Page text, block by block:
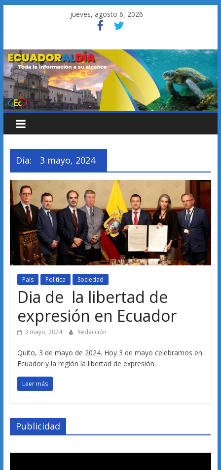
jueves, agosto 6, 2026
Día: 3 mayo, 2024
País Política Sociedad
Dia de la libertad de
expresión en Ecuador
3 mayo, 2024 Redacción
Quito, 3 de mayo de 2024. Hoy 3 de mayo celebramos en
Ecuador y la región la libertad de expresión.
Leer más
Publicidad